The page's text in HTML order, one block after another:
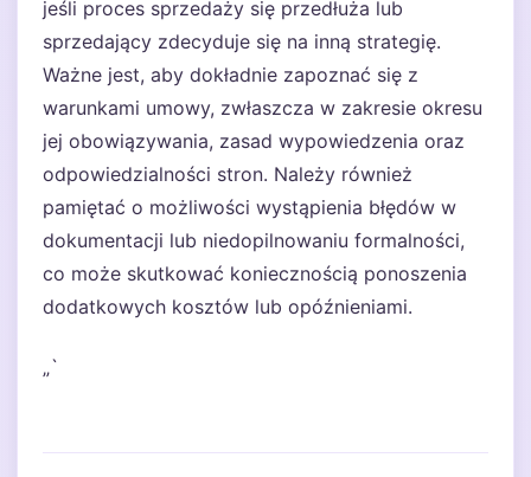
jeśli proces sprzedaży się przedłuża lub
sprzedający zdecyduje się na inną strategię.
Ważne jest, aby dokładnie zapoznać się z
warunkami umowy, zwłaszcza w zakresie okresu
jej obowiązywania, zasad wypowiedzenia oraz
odpowiedzialności stron. Należy również
pamiętać o możliwości wystąpienia błędów w
dokumentacji lub niedopilnowaniu formalności,
co może skutkować koniecznością ponoszenia
dodatkowych kosztów lub opóźnieniami.
„`